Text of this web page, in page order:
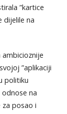
”kartice
dijelile na
”aplikaciji
politiku
na
posao i